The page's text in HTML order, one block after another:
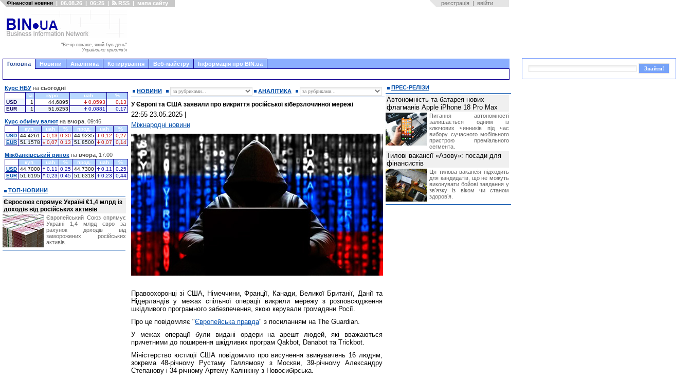
Фінансові новини | 06.08.26 | 06:25 | RSS | мапа сайту реєстрація | ввійти
"Вечір покаже, який був день"
Українське прислів'я
Головна Новини Аналітика Котирування Веб-майстру Інформація про BIN.ua
НОВИНИ АНАЛІТИКА
У Європі та США заявили про викриття російської кіберзлочинної мережі
22:55 23.05.2025
Міжнародні новини
Правоохоронці зі США, Німеччини, Франції, Канади, Великої Британії, Данії та
Нідерландів у межах спільної операції викрили мережу з розповсюдження
шкідливого програмного забезпечення, якою керували громадяни Росії.
Про це повідомляє "Європейська правда" з посиланням на The Guardian.
У межах операції були видані ордери на арешт людей, які вважаються
причетними до поширення шкідливих програм Qakbot, Danabot та Trickbot.
Міністерство юстиції США повідомило про висунення звинувачень 16 людям,
зокрема 48-річному Рустаму Галлямову з Москви, 39-річному Александру
Степанову і 34-річному Артему Калінкіну з Новосибірська.
Курс НБУ на сьогодні
за курс uah
%
USD
1 44,6895 0,0593
0,13
EUR
1 51,6253 0,0881 0,17
Курс обміну валют на вчора , 09:46
куп. uah % прод. uah
%
USD 44,4261 0,13 0,30 44,9235 0,12
0,27
EUR 51,1578 0,07 0,13 51,8500 0,07 0,14
Міжбанківський ринок на вчора , 17:00
куп. uah % прод. uah
%
USD 44,7000 0,11 0,25 44,7300 0,11
0,25
EUR 51,6195 0,23 0,45 51,6318 0,23 0,44
ТОП-НОВИНИ
Євросоюз спрямує Україні €1,4 млрд із
доходів від російських активів
Європейський Союз спрямує
Україні 1,4 млрд євро за
рахунок доходів від
заморожених російських
активів.
ПРЕС-РЕЛІЗИ
Автономність та батарея нових
флагманів Apple iPhone 18 Pro Max
Питання автономності
залишається одним із
ключових чинників під час
вибору сучасного мобільного
пристрою преміального
сегмента.
Тилові вакансії «Азову»: посади для
фінансистів
Ця тилова вакансія підходить
для кандидатів, що не можуть
виконувати бойові завдання у
звʼязку із віком чи станом
здоровʼя.